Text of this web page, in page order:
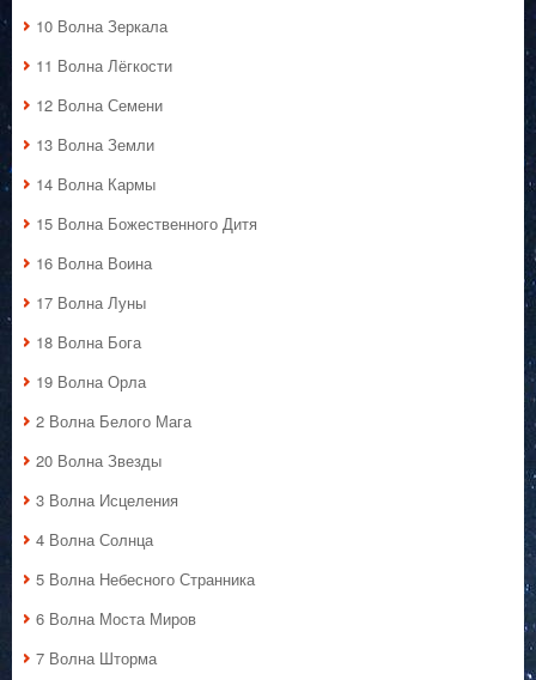
10 Волна Зеркала
11 Волна Лёгкости
12 Волна Семени
13 Волна Земли
14 Волна Кармы
15 Волна Божественного Дитя
16 Волна Воина
17 Волна Луны
18 Волна Бога
19 Волна Орла
2 Волна Белого Мага
20 Волна Звезды
3 Волна Исцеления
4 Волна Солнца
5 Волна Небесного Странника
6 Волна Моста Миров
7 Волна Шторма